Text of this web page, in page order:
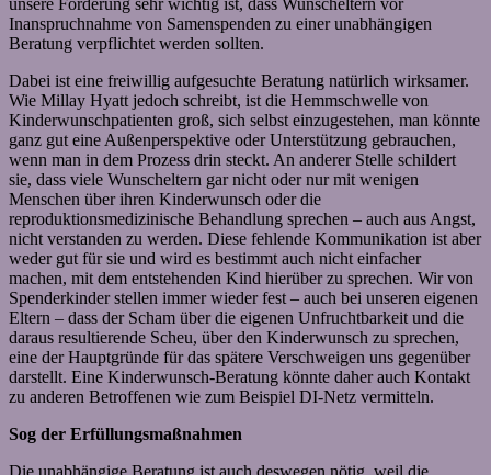
unsere Forderung sehr wichtig ist, dass Wunscheltern vor
Inanspruchnahme von Samenspenden zu einer unabhängigen
Beratung verpflichtet werden sollten.
Dabei ist eine freiwillig aufgesuchte Beratung natürlich wirksamer.
Wie Millay Hyatt jedoch schreibt, ist die Hemmschwelle von
Kinderwunschpatienten groß, sich selbst einzugestehen, man könnte
ganz gut eine Außenperspektive oder Unterstützung gebrauchen,
wenn man in dem Prozess drin steckt. An anderer Stelle schildert
sie, dass viele Wunscheltern gar nicht oder nur mit wenigen
Menschen über ihren Kinderwunsch oder die
reproduktionsmedizinische Behandlung sprechen – auch aus Angst,
nicht verstanden zu werden. Diese fehlende Kommunikation ist aber
weder gut für sie und wird es bestimmt auch nicht einfacher
machen, mit dem entstehenden Kind hierüber zu sprechen. Wir von
Spenderkinder stellen immer wieder fest – auch bei unseren eigenen
Eltern – dass der Scham über die eigenen Unfruchtbarkeit und die
daraus resultierende Scheu, über den Kinderwunsch zu sprechen,
eine der Hauptgründe für das spätere Verschweigen uns gegenüber
darstellt. Eine Kinderwunsch-Beratung könnte daher auch Kontakt
zu anderen Betroffenen wie zum Beispiel DI-Netz vermitteln.
Sog der Erfüllungsmaßnahmen
Die unabhängige Beratung ist auch deswegen nötig, weil die